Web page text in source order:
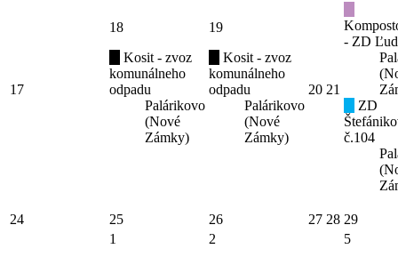
17
18
Kosit - zvoz
komunálneho
odpadu
Palárikovo
(Nové
Zámky)
19
Kosit - zvoz
komunálneho
odpadu
Palárikovo
(Nové
Zámky)
20 21
- ZD
ZD
č.104
24 25 26 27 28 29
1
2
5